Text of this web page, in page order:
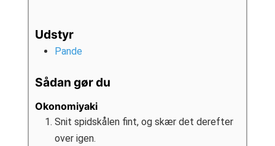
Udstyr
Pande
Sådan gør du
Okonomiyaki
Snit spidskålen fint, og skær det derefter
over igen.